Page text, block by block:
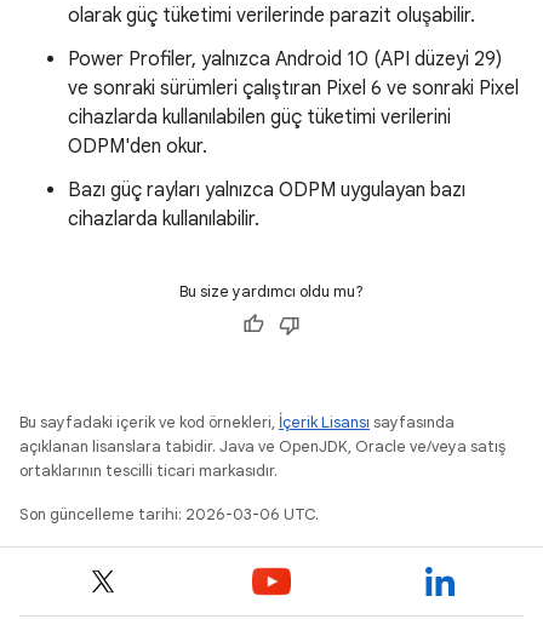
olarak güç tüketimi verilerinde parazit oluşabilir.
Power Profiler, yalnızca Android 10 (API düzeyi 29)
ve sonraki sürümleri çalıştıran Pixel 6 ve sonraki Pixel
cihazlarda kullanılabilen güç tüketimi verilerini
ODPM'den okur.
Bazı güç rayları yalnızca ODPM uygulayan bazı
cihazlarda kullanılabilir.
Bu size yardımcı oldu mu?
Bu sayfadaki içerik ve kod örnekleri, İçerik Lisansı sayfasında
açıklanan lisanslara tabidir. Java ve OpenJDK, Oracle ve/veya satış
ortaklarının tescilli ticari markasıdır.
Son güncelleme tarihi: 2026-03-06 UTC.